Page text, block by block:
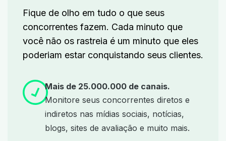
Fique de olho em tudo o que seus
concorrentes fazem. Cada minuto que
você não os rastreia é um minuto que eles
poderiam estar conquistando seus clientes.
Mais de 25.000.000 de canais.
Monitore seus concorrentes diretos e
indiretos nas mídias sociais, notícias,
blogs, sites de avaliação e muito mais.